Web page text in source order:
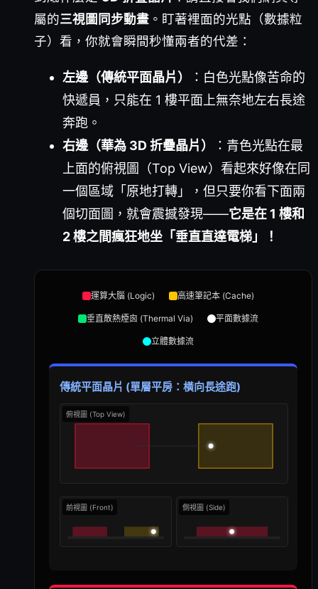
屬的三視圖同步動畫 。盯著裡面的光點（數據粒
子）看，你就會瞬間秒懂兩者的代差：
左邊（傳統平面晶片）
：白色光點像苦命的
快遞員，只能在 1 樓平面上無奈地左右長途
奔跑。
右邊（華為 3D 折疊晶片）
：青色光點在最
上面的俯視圖（Top View）看起來好像在同
一個區域「原地打轉」，但只要你看下面兩
個切面圖，就會震撼發現——它是在 1 樓和
2 樓之間瘋狂地坐「垂直直達電梯」！
運算大腦 (Logic) 高速筆記本 (Cache)
垂直散熱煙囪 (Thermal Via) 平面數據流
立體數據流
傳統平面晶片 (單層平房：橫向長途跑)
俯視圖 (Top View)
前視圖 (Front) 側視圖 (Side)